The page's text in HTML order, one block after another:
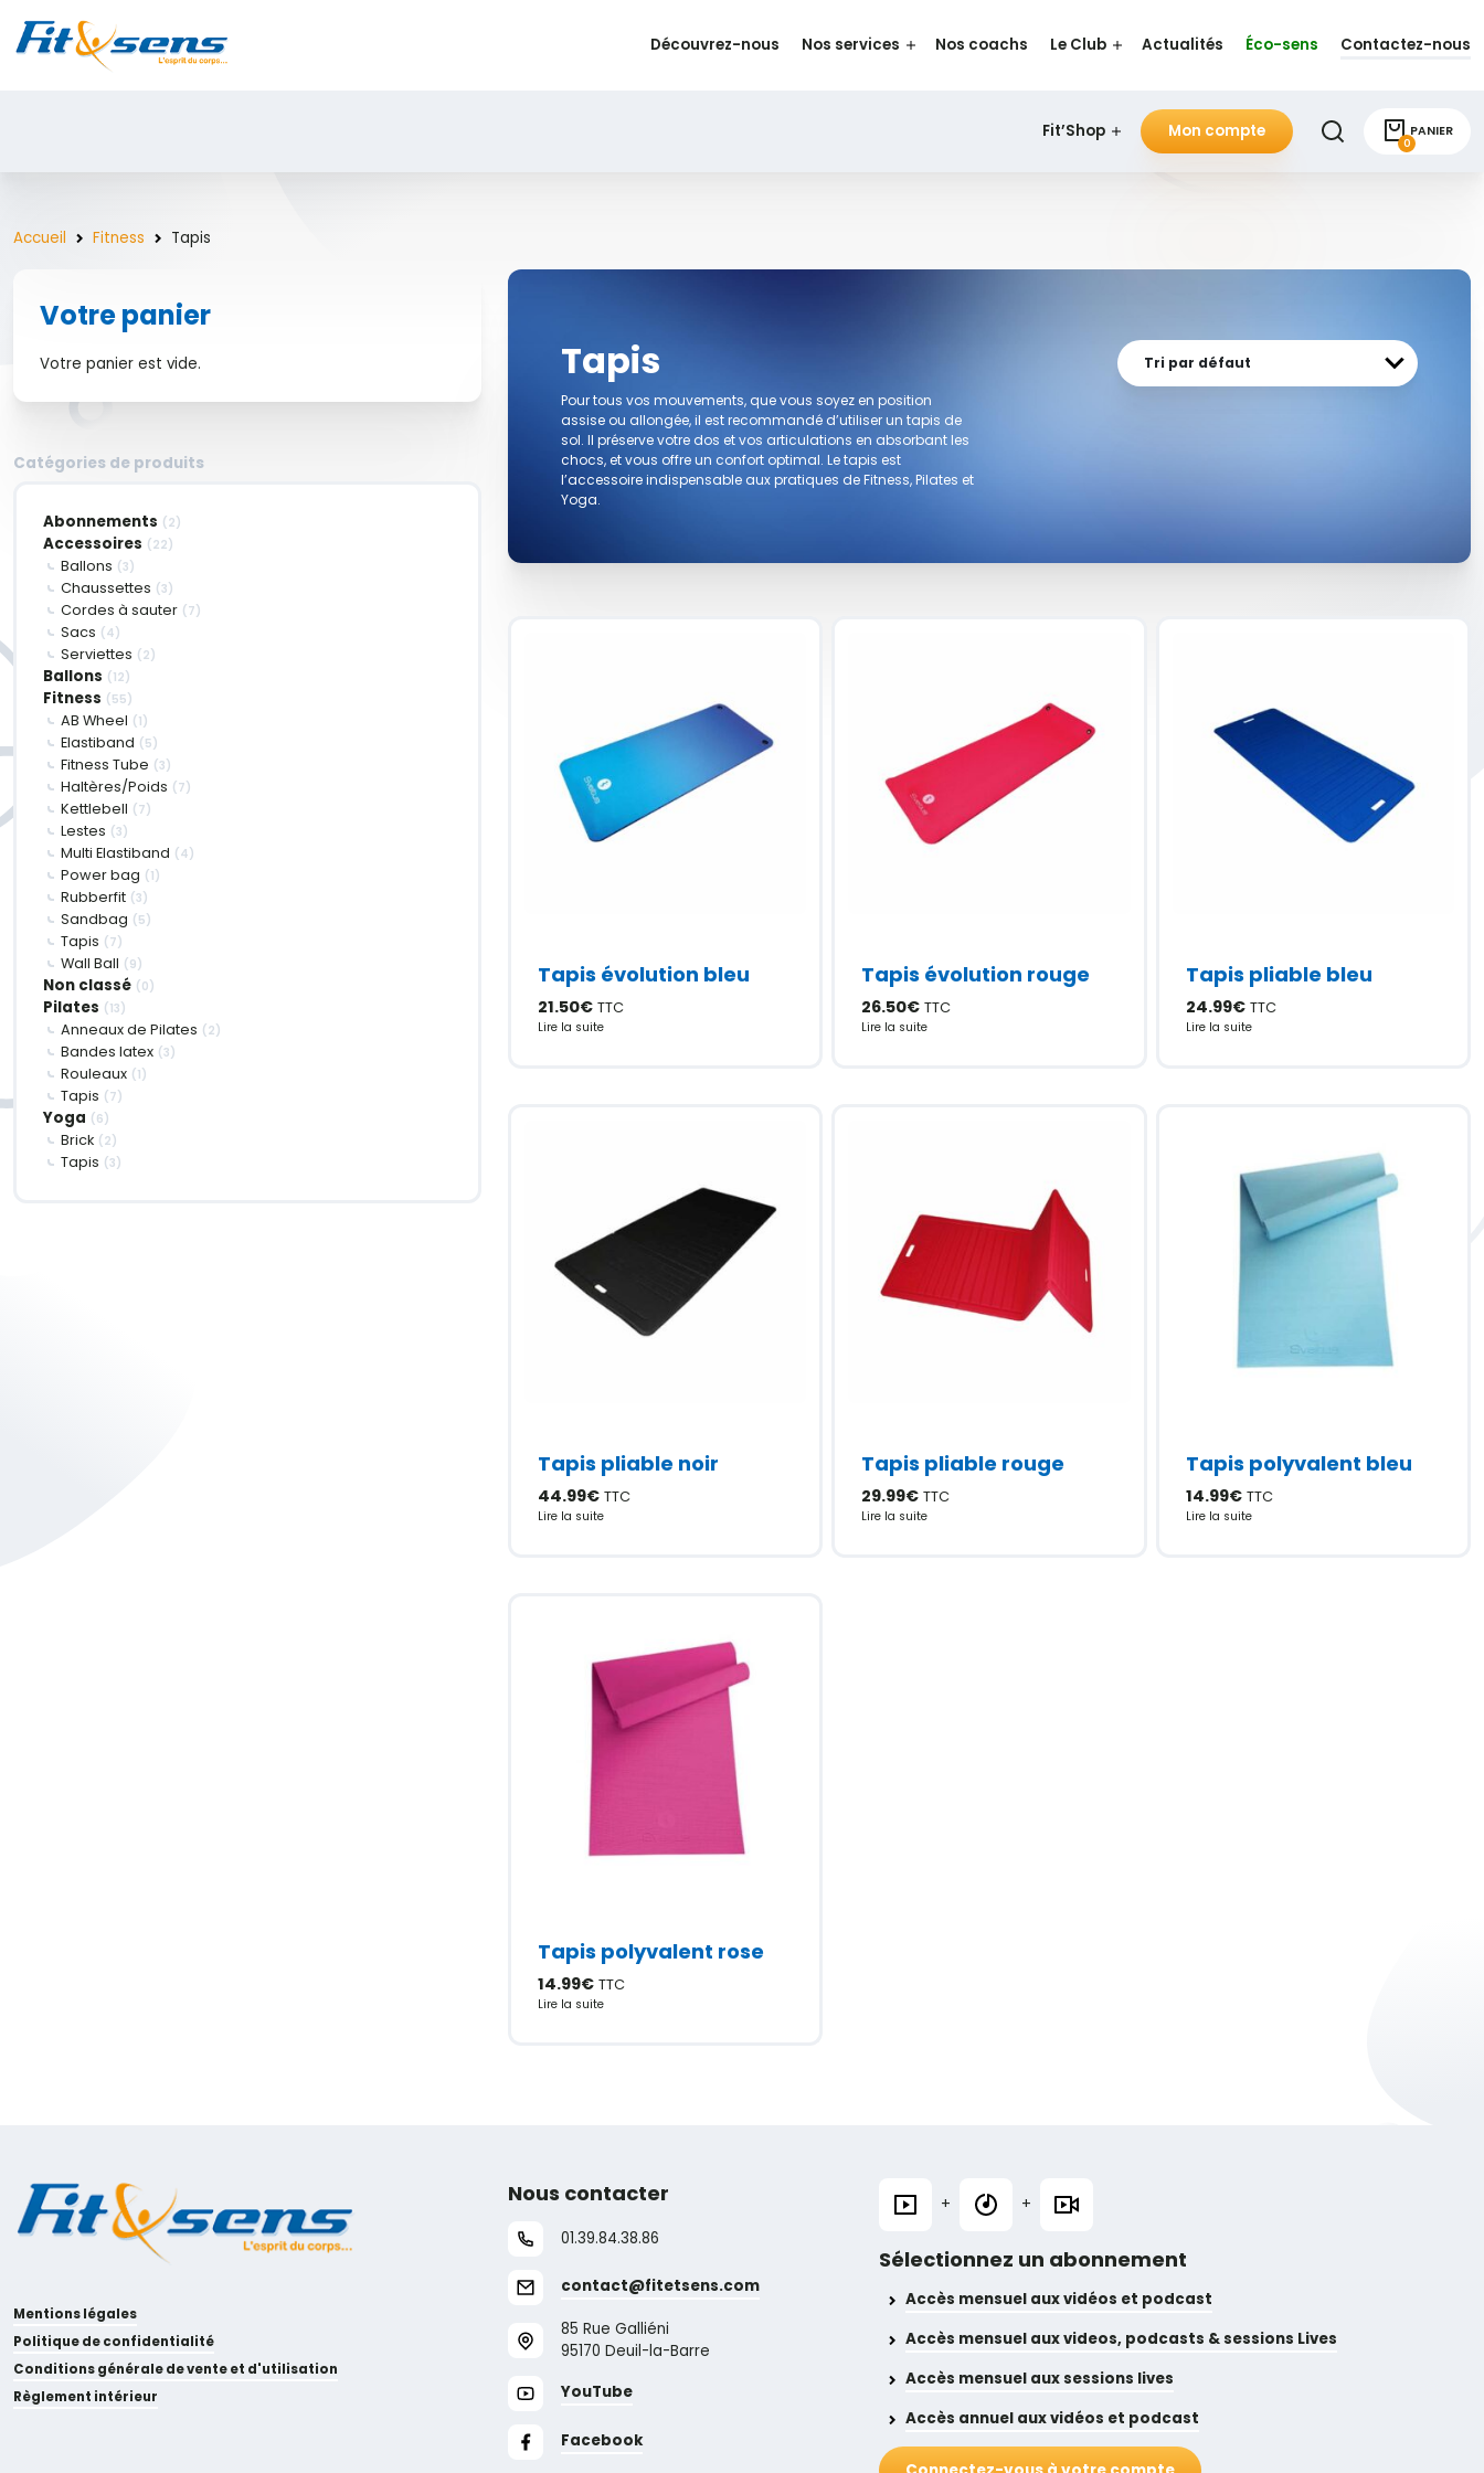
Découvrez-nous Nos services Nos coachs Le Club Actualités Éco-sens Contactez-nous
Fit’Shop Mon compte
0
PANIER
Accueil Fitness Tapis
Votre panier
Votre panier est vide.
Catégories de produits
Abonnements (2)
Accessoires (22)
Ballons (3)
Chaussettes (3)
Cordes à sauter (7)
Sacs (4)
Serviettes (2)
Ballons (12)
Fitness (55)
AB Wheel (1)
Elastiband (5)
Fitness Tube (3)
Haltères/Poids (7)
Kettlebell (7)
Lestes (3)
Multi Elastiband (4)
Power bag (1)
Rubberfit (3)
Sandbag (5)
Tapis (7)
Wall Ball (9)
Non classé (0)
Pilates (13)
Anneaux de Pilates (2)
Bandes latex (3)
Rouleaux (1)
Tapis (7)
Yoga (6)
Brick (2)
Tapis (3)
Tapis
Pour tous vos mouvements, que vous soyez en position
assise ou allongée, il est recommandé d’utiliser un tapis de
sol. Il préserve votre dos et vos articulations en absorbant les
chocs, et vous offre un confort optimal. Le tapis est
l’accessoire indispensable aux pratiques de Fitness, Pilates et
Yoga.
Tapis évolution bleu
21.50€ TTC
Lire la suite
Tapis évolution rouge
26.50€ TTC
Lire la suite
Tapis pliable bleu
24.99€ TTC
Lire la suite
Tapis pliable noir
44.99€ TTC
Lire la suite
Tapis pliable rouge
29.99€ TTC
Lire la suite
Tapis polyvalent bleu
14.99€ TTC
Lire la suite
Tapis polyvalent rose
14.99€ TTC
Lire la suite
Mentions légales
Politique de confidentialité
Conditions générale de vente et d'utilisation
Règlement intérieur
Nous contacter
01.39.84.38.86
contact@fitetsens.com
85 Rue Galliéni
95170 Deuil-la-Barre
YouTube
Facebook
+ +
Sélectionnez un abonnement
Accès mensuel aux vidéos et podcast
Accès mensuel aux videos, podcasts & sessions Lives
Accès mensuel aux sessions lives
Accès annuel aux vidéos et podcast